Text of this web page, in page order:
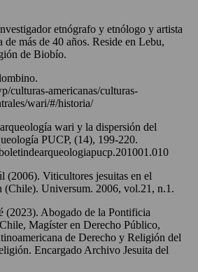
etnógrafo y etnólogo y artista
más de 40 años. Reside en Lebu,
de Biobío.
culturas-americanas/culturas-
wari/#/historia/
wari y la dispersión del
PUCP, (14), 199-220.
(2006). Viticultores jesuitas en el
(Chile). Universum. 2006, vol.21, n.1.
(2023). Abogado de la Pontificia
Magíster en Derecho Público,
de Derecho y Religión del
Encargado Archivo Jesuita del